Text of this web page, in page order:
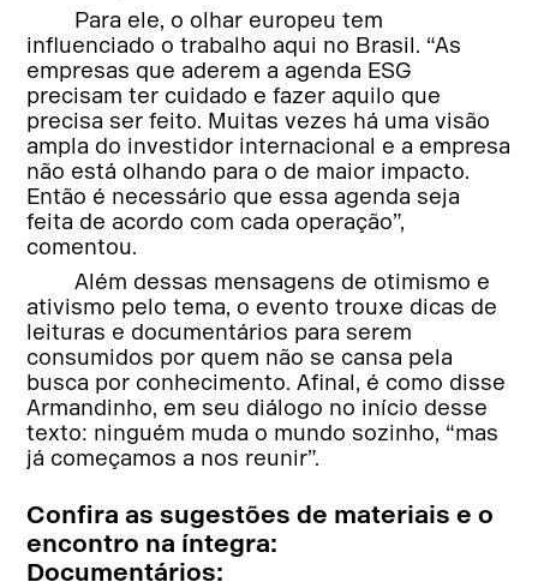
Para ele, o olhar europeu tem
influenciado o trabalho aqui no Brasil. “As
empresas que aderem a agenda ESG
precisam ter cuidado e fazer aquilo que
precisa ser feito. Muitas vezes há uma visão
ampla do investidor internacional e a empresa
não está olhando para o de maior impacto.
Então é necessário que essa agenda seja
feita de acordo com cada operação”,
comentou.
Além dessas mensagens de otimismo e
ativismo pelo tema, o evento trouxe dicas de
leituras e documentários para serem
consumidos por quem não se cansa pela
busca por conhecimento. Afinal, é como disse
Armandinho, em seu diálogo no início desse
texto: ninguém muda o mundo sozinho, “mas
já começamos a nos reunir”.
Confira as sugestões de materiais e o
encontro na íntegra:
Documentários: